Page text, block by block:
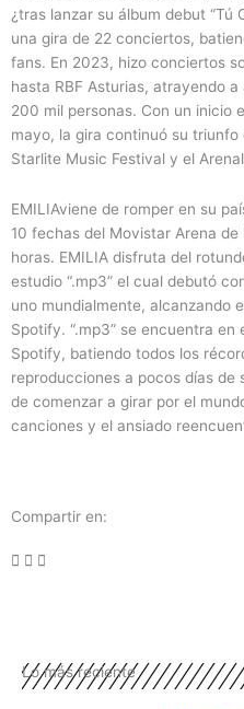
¿tras lanzar su álbum debut “Tú
una gira de 22 conciertos,
fans. En 2023, hizo conciertos
hasta RBF Asturias, atrayendo
200 mil personas. Con un inicio
mayo, la gira continuó su
Starlite Music Festival y el
EMILIAviene de romper en su
10 fechas del Movistar Arena de
horas. EMILIA disfruta del
estudio “.mp3” el cual debutó
uno mundialmente, alcanzando
Spotify. “.mp3” se encuentra
Spotify, batiendo todos los
reproducciones a pocos días de
de comenzar a girar por el
canciones y el ansiado
Compartir en:
Lo más reciente